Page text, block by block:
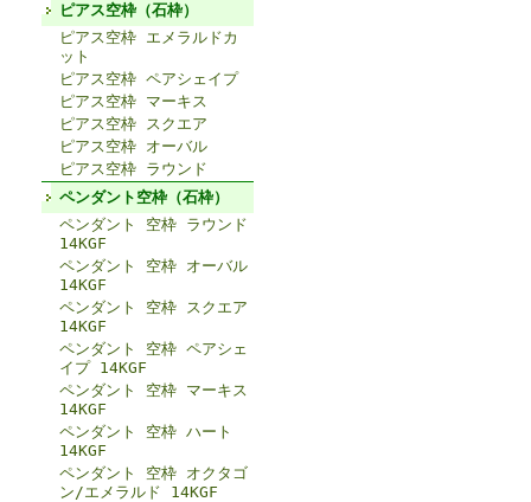
ピアス空枠（石枠）
ピアス空枠 エメラルドカ
ット
ピアス空枠 ペアシェイプ
ピアス空枠 マーキス
ピアス空枠 スクエア
ピアス空枠 オーバル
ピアス空枠 ラウンド
ペンダント空枠（石枠）
ペンダント 空枠 ラウンド
14KGF
ペンダント 空枠 オーバル
14KGF
ペンダント 空枠 スクエア
14KGF
ペンダント 空枠 ペアシェ
イプ 14KGF
ペンダント 空枠 マーキス
14KGF
ペンダント 空枠 ハート
14KGF
ペンダント 空枠 オクタゴ
ン/エメラルド 14KGF